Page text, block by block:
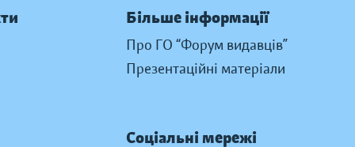
Більше інформації
Про ГО “Форум видавців”
Презентаційні матеріали
Соціальні мережі